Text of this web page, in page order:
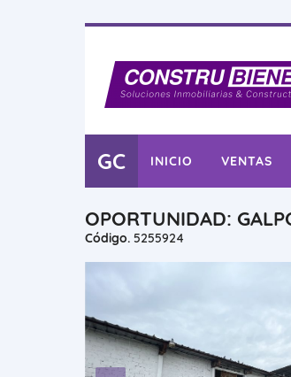
GC INICIO VENTAS
OPORTUNIDAD:
Código. 5255924